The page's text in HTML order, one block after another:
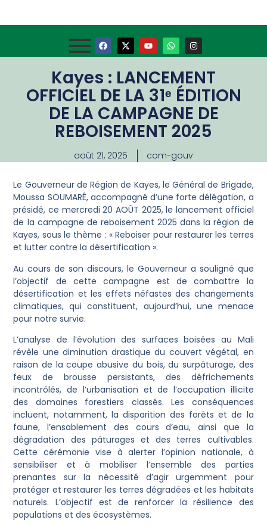
Kayes : LANCEMENT
OFFICIEL DE LA 31ᵉ ÉDITION
DE LA CAMPAGNE DE
REBOISEMENT 2025
août 21, 2025 com-gouv
‎Le Gouverneur de Région de Kayes, le Général de Brigade,
Moussa SOUMARÉ, accompagné d’une forte délégation, a
présidé, ce mercredi 20 AOÛT 2025, le lancement officiel
de la campagne de reboisement 2025 dans la région de
Kayes, sous le thème : « Reboiser pour restaurer les terres
et lutter contre la désertification ».
Au cours de son discours, le Gouverneur a souligné que
l’objectif de cette campagne est de combattre la
désertification et les effets néfastes des changements
climatiques, qui constituent, aujourd’hui, une menace
pour notre survie.
‎L’analyse de l’évolution des surfaces boisées au Mali
révèle une diminution drastique du couvert végétal, en
raison de la coupe abusive du bois, du surpâturage, des
feux de brousse persistants, des défrichements
incontrôlés, de l’urbanisation et de l’occupation illicite
des domaines forestiers classés. Les conséquences
incluent, notamment, la disparition des forêts et de la
faune, l’ensablement des cours d’eau, ainsi que la
dégradation des pâturages et des terres cultivables.
Cette cérémonie vise à alerter l’opinion nationale, à
sensibiliser et à mobiliser l’ensemble des parties
prenantes sur la nécessité d’agir urgemment pour
protéger et restaurer les terres dégradées et les habitats
naturels. L’objectif est de renforcer la résilience des
populations et des écosystèmes.